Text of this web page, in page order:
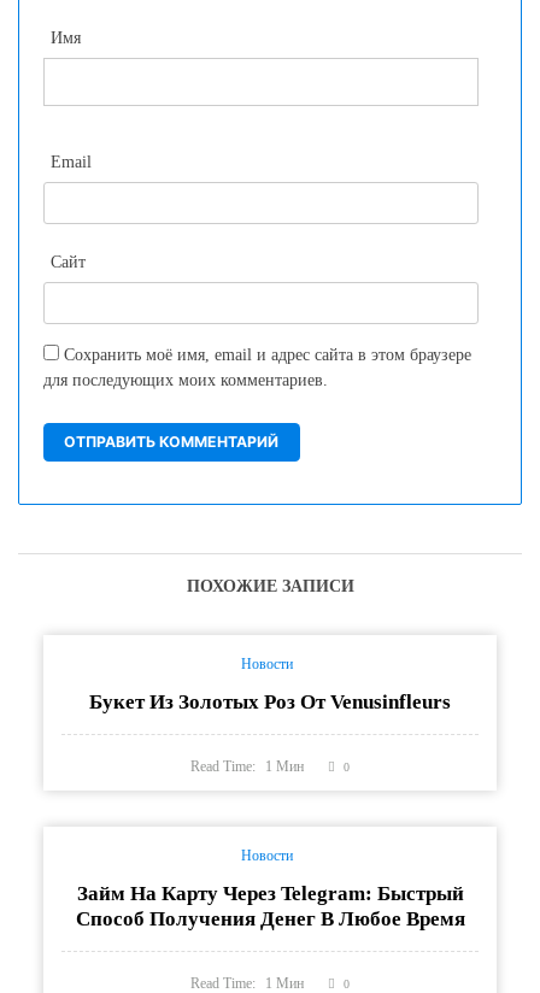
Имя
Email
Сайт
Сохранить моё имя, email и адрес сайта в этом браузере
для последующих моих комментариев.
ПОХОЖИЕ ЗАПИСИ
Новости
Букет Из Золотых Роз От Venusinfleurs
Read Time: 1Мин 0
Новости
Займ На Карту Через Telegram: Быстрый
Способ Получения Денег В Любое Время
Read Time: 1Мин 0